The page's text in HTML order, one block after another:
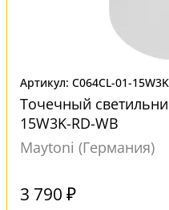
Артикул: C064CL-01-
Точечный
15W3K-RD-WB
Maytoni (Германия)
3 790 ₽